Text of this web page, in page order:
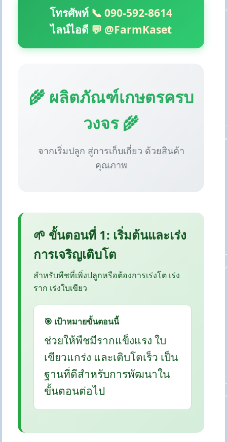
โทรศัพท์ 📞 090-592-8614
ไลน์ไอดี 💬 @FarmKaset
🌾 ผลิตภัณฑ์เกษตรครบ
วงจร 🌾
จากเริ่มปลูก สู่การเก็บเกี่ยว ด้วยสินค้า
คุณภาพ
🌱 ขั้นตอนที่ 1: เริ่มต้นและเร่ง
การเจริญเติบโต
สำหรับพืชที่เพิ่งปลูกหรือต้องการเร่งโต เร่ง
ราก เร่งใบเขียว
🎯 เป้าหมายขั้นตอนนี้
ช่วยให้พืชมีรากแข็งแรง ใบ
เขียวแกร่ง และเติบโตเร็ว เป็น
ฐานที่ดีสำหรับการพัฒนาใน
ขั้นตอนต่อไป